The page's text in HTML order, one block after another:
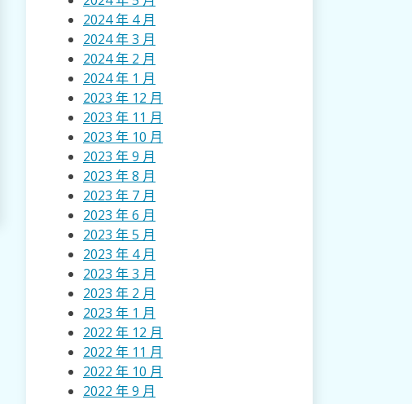
2024 年 4 月
2024 年 3 月
2024 年 2 月
2024 年 1 月
2023 年 12 月
2023 年 11 月
2023 年 10 月
2023 年 9 月
2023 年 8 月
2023 年 7 月
2023 年 6 月
2023 年 5 月
2023 年 4 月
2023 年 3 月
2023 年 2 月
2023 年 1 月
2022 年 12 月
2022 年 11 月
2022 年 10 月
2022 年 9 月